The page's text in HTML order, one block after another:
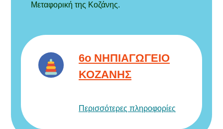
Μεταφορική της Κοζάνης.
6ο ΝΗΠΙΑΓΩΓΕΙΟ
ΚΟΖΑΝΗΣ
Περισσότερες πληροφορίες